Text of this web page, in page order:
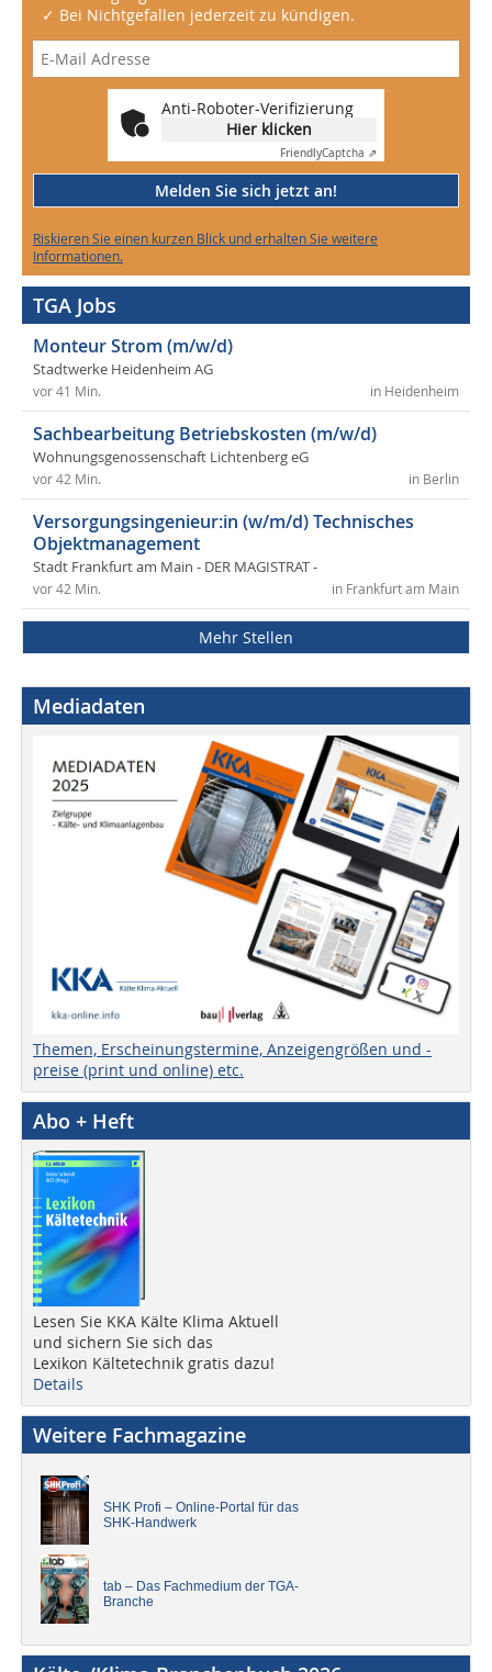
✓ Bei Nichtgefallen jederzeit zu kündigen.
Anti-Roboter-Verifizierung
Hier klicken
FriendlyCaptcha ⇗
Melden Sie sich jetzt an!
Riskieren Sie einen kurzen Blick und erhalten Sie weitere
Informationen.
TGA Jobs
Monteur Strom (m/w/d)
Stadtwerke Heidenheim AG
in Heidenheim
vor 41 Min.
Sachbearbeitung Betriebskosten (m/w/d)
Wohnungsgenossenschaft Lichtenberg eG
in Berlin
vor 42 Min.
Versorgungsingenieur:in (w/m/d) Technisches
Objektmanagement
Stadt Frankfurt am Main - DER MAGISTRAT -
in Frankfurt am Main
vor 42 Min.
Mehr Stellen
Mediadaten
Themen, Erscheinungstermine, Anzeigengrößen und -
preise (print und online) etc.
Abo + Heft
Lesen Sie KKA Kälte Klima Aktuell
und sichern Sie sich das
Lexikon Kältetechnik gratis dazu!
Details
Weitere Fachmagazine
SHK Profi – Online-Portal für das
SHK-Handwerk
tab – Das Fachmedium der TGA-
Branche